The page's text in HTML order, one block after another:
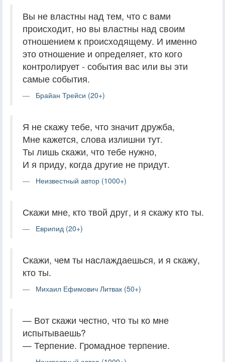
Вы не властны над тем, что с вами
происходит, но вы властны над своим
отношением к происходящему. И именно
это отношение и определяет, кто кого
контролирует - события вас или вы эти
самые события.
Брайан Трейси (20+)
Я не скажу тебе, что значит дружба,
Мне кажется, слова излишни тут.
Ты лишь скажи, что тебе нужно,
И я приду, когда другие не придут.
Неизвестный автор (1000+)
Скажи мне, кто твой друг, и я скажу кто ты.
Еврипид (20+)
Скажи, чем ты наслаждаешься, и я скажу,
кто ты.
Михаил Ефимович Литвак (50+)
— Вот скажи честно, что ты ко мне
испытываешь?
— Терпение. Громадное терпение.